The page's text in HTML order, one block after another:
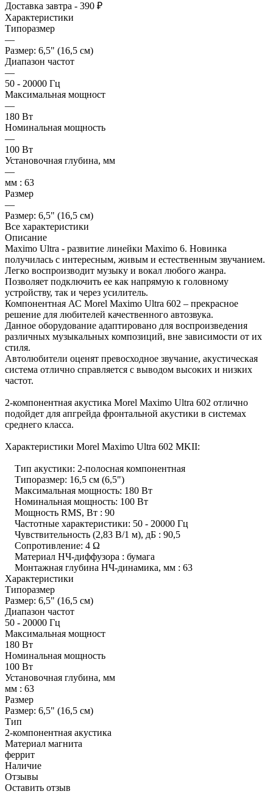
Доставка завтра - 390 ₽
Характеристики
Типоразмер
—
Размер: 6,5" (16,5 см)
Диапазон частот
—
50 - 20000 Гц
Максимальная мощност
—
180 Вт
Номинальная мощность
—
100 Вт
Установочная глубина, мм
—
мм : 63
Размер
—
Размер: 6,5" (16,5 см)
Все характеристики
Описание
Maximo Ultra - развитие линейки Maximo 6. Новинка
получилась с интересным, живым и естественным звучанием.
Легко воспроизводит музыку и вокал любого жанра.
Позволяет подключить ее как напрямую к головному
устройству, так и через усилитель.
Компонентная АС Morel Maximo Ultra 602 – прекрасное
решение для любителей качественного автозвука.
Данное оборудование адаптировано для воспроизведения
различных музыкальных композиций, вне зависимости от их
стиля.
Автолюбители оценят превосходное звучание, акустическая
система отлично справляется с выводом высоких и низких
частот.
2-компонентная акустика Morel Maximo Ultra 602 отлично
подойдет для апгрейда фронтальной акустики в системах
среднего класса.
Характеристики Morel Maximo Ultra 602 MKII:
Тип акустики: 2-полосная компонентная
Типоразмер: 16,5 см (6,5")
Максимальная мощность: 180 Вт
Номинальная мощность: 100 Вт
Мощность RMS, Вт : 90
Частотные характеристики: 50 - 20000 Гц
Чувствительность (2,83 В/1 м), дБ : 90,5
Сопротивление: 4 Ω
Материал НЧ-диффузора : бумага
Монтажная глубина НЧ-динамика, мм : 63
Характеристики
Типоразмер
Размер: 6,5" (16,5 см)
Диапазон частот
50 - 20000 Гц
Максимальная мощност
180 Вт
Номинальная мощность
100 Вт
Установочная глубина, мм
мм : 63
Размер
Размер: 6,5" (16,5 см)
Тип
2-компонентная акустика
Материал магнита
феррит
Наличие
Отзывы
Оставить отзыв